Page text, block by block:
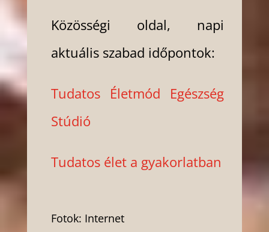
Közösségi oldal, napi
aktuális szabad időpontok:
Tudatos Életmód Egészség
Stúdió
Tudatos élet a gyakorlatban
Fotok: Internet